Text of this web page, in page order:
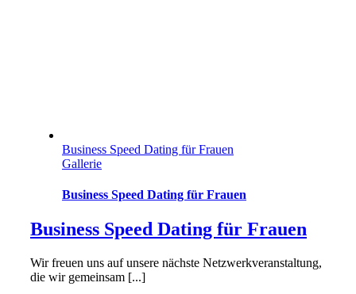
Business Speed Dating für Frauen
Gallerie
Business Speed Dating für Frauen
Business Speed Dating für Frauen
Wir freuen uns auf unsere nächste Netzwerkveranstaltung,
die wir gemeinsam [...]